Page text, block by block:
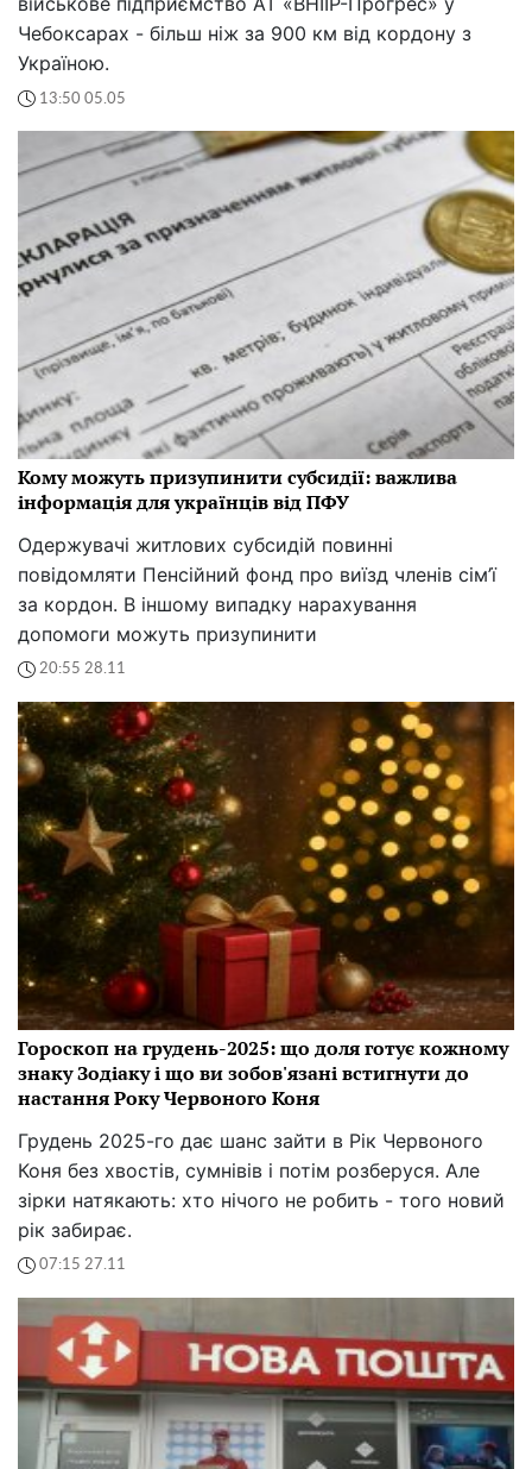
Чебоксарах - більш ніж за 900 км від кордону з
Україною.
13:50 05.05
Кому можуть призупинити субсидії: важлива
інформація для українців від ПФУ
Одержувачі житлових субсидій повинні
повідомляти Пенсійний фонд про виїзд членів сім’ї
за кордон. В іншому випадку нарахування
допомоги можуть призупинити
20:55 28.11
Гороскоп на грудень-2025: що доля готує кожному
знаку Зодіаку і що ви зобов'язані встигнути до
настання Року Червоного Коня
Грудень 2025-го дає шанс зайти в Рік Червоного
Коня без хвостів, сумнівів і потім розберуся. Але
зірки натякають: хто нічого не робить - того новий
рік забирає.
07:15 27.11